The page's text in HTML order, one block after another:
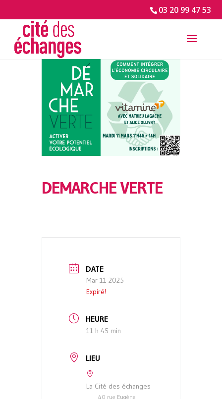
03 20 99 47 53
DEMARCHE VERTE
DATE
Mar 11 2025
Expiré!
HEURE
11 h 45 min
LIEU
La Cité des échanges
40 rue Eugène